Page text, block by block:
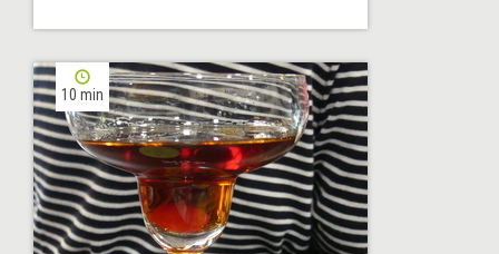
10 min